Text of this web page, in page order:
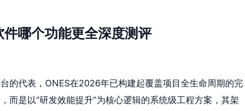
哪个功能更全深度测评
的代表，ONES在2026年已构建起覆盖项目全生命周期的完
而是以“研发效能提升”为核心逻辑的系统级工程方案，其架